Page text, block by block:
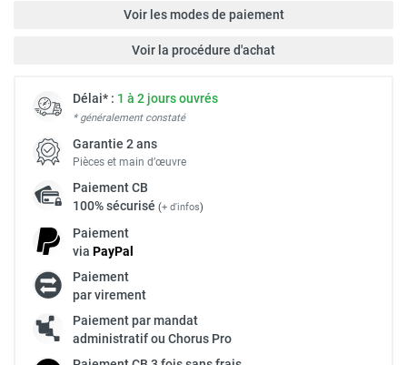
Voir les modes de paiement
Voir la procédure d'achat
Délai* : 1 à 2 jours ouvrés
* généralement constaté
Garantie 2 ans
Pièces et main d’œuvre
PaiementCB
100% sécurisé (+ d'infos)
Paiement
via PayPal
Paiement
par virement
Paiement par mandat
administratif ou Chorus Pro